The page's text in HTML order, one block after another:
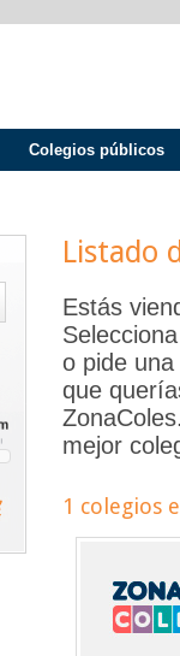
Colegios públicos
Listado
Estás
o pide
que
mejor
1 colegios